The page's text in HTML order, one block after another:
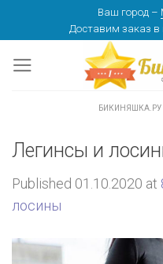
content
Ваш город –
Доставим заказ в
БИКИНЯШКА.РУ
Легинсы и
Published 01.10.2020 at
лосины